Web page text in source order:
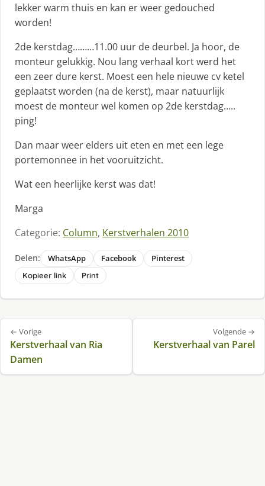
lekker warm thuis en kan er weer gedouched
worden!
2de kerstdag………11.00 uur de deurbel. Ja hoor, de
monteur gelukkig. Nou lang verhaal kort werd het
een zeer dure kerst. Moest een hele nieuwe cv ketel
geplaatst worden (na de kerst), maar natuurlijk
moest de monteur wel komen op 2de kerstdag…..
ping!
Dan maar weer elders uit eten en met een lege
portemonnee in het vooruitzicht.
Wat een heerlijke kerst was dat!
Marga
Categorie: Column, Kerstverhalen 2010
Delen: WhatsApp Facebook Pinterest
Kopieer link Print
Bericht
navigatie
← Vorige
Kerstverhaal van Ria
Damen
Volgende →
Kerstverhaal van Parel